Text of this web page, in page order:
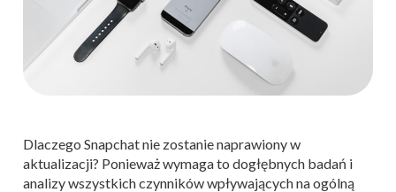
Dlaczego Snapchat nie zostanie naprawiony w
aktualizacji? Ponieważ wymaga to dogłębnych badań i
analizy wszystkich czynników wpływających na ogólną